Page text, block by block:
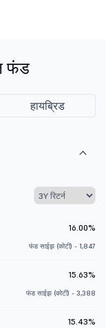
फंड
हायब्रिड
16.00%
फंड साईझ (कोटी) - 1,847
15.63%
फंड साईझ (कोटी) - 3,388
15.43%